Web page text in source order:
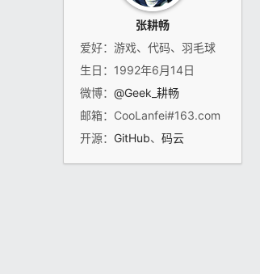
张耕畅
爱好：游戏、代码、羽毛球
生日：1992年6月14日
微博： @Geek_耕畅
邮箱：CooLanfei#163.com
开源： GitHub、 码云